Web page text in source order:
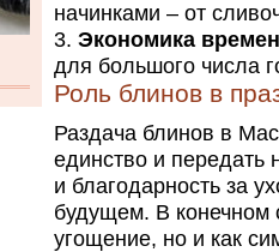
начинками – от
Экономика
для большого числа
Роль блинов в
Раздача блинов в
единство и передать
и благодарность за
будущем. В конечном
угощение, но и как